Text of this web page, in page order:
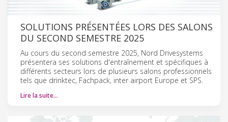
SOLUTIONS PRÉSENTÉES LORS DES SALONS
DU SECOND SEMESTRE 2025
Au cours du second semestre 2025, Nord Drivesystems
présentera ses solutions d'entraînement et spécifiques à
différents secteurs lors de plusieurs salons professionnels
tels que drinktec, Fachpack, inter airport Europe et SPS.
Lire la suite…